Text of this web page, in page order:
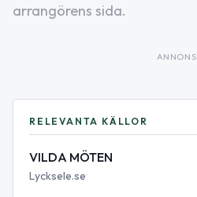
arrangörens sida.
ANNONS
RELEVANTA KÄLLOR
VILDA MÖTEN
Lycksele.se